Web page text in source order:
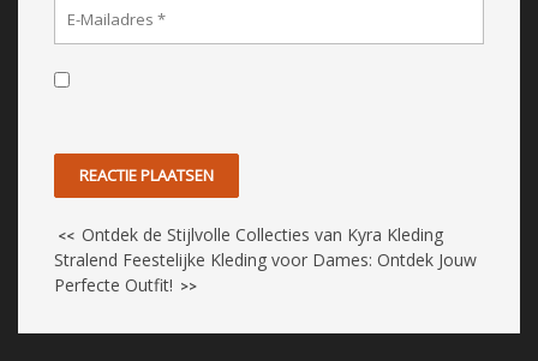
<< Ontdek de Stijlvolle Collecties van Kyra Kleding
Stralend Feestelijke Kleding voor Dames: Ontdek Jouw
Perfecte Outfit! >>